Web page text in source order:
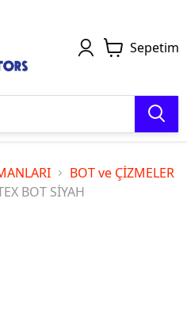
Sepetim
BOT ve ÇİZMELER
BOT SİYAH